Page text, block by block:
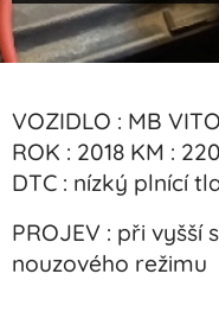
VOZIDLO : MB
ROK : 2018 KM :
DTC : nízký plnící
PROJEV : při
nouzového režimu